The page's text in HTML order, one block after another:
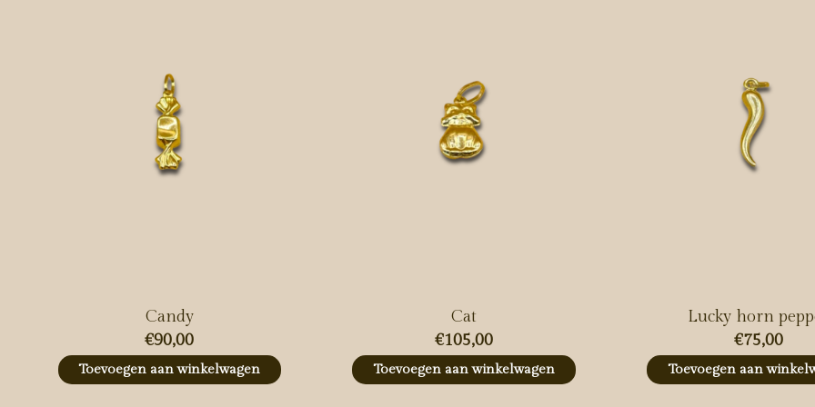
Candy
€90,00
Toevoegen aan winkelwagen
Cat
€105,00
Toevoegen aan winkelwagen
Lucky horn
€75,00
Toevoegen aan